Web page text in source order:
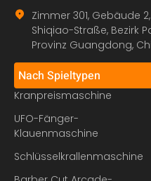
Zimmer 301, Gebäude
Shiqiao-Straße, Bezirk
Provinz Guangdong,
Nach Spieltypen
Kranpreismaschine
UFO-Fänger-
Klauenmaschine
Schlüsselkrallenmaschine